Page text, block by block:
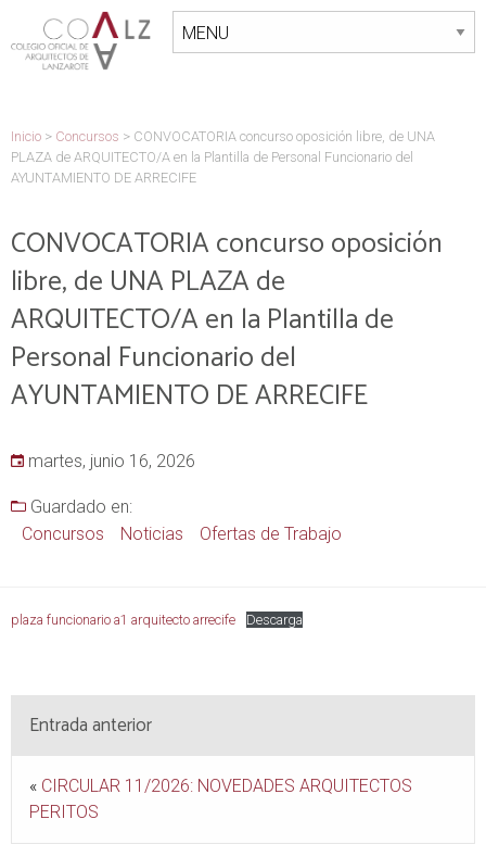
Inicio > Concursos > CONVOCATORIA concurso oposición libre, de UNA
PLAZA de ARQUITECTO/A en la Plantilla de Personal Funcionario del
AYUNTAMIENTO DE ARRECIFE
CONVOCATORIA concurso oposición
libre, de UNA PLAZA de
ARQUITECTO/A en la Plantilla de
Personal Funcionario del
AYUNTAMIENTO DE ARRECIFE
martes, junio 16, 2026
Guardado en:
Concursos
Noticias Ofertas de Trabajo
plaza funcionario a1 arquitecto arrecife Descarga
Entrada anterior
« CIRCULAR 11/2026: NOVEDADES ARQUITECTOS
PERITOS